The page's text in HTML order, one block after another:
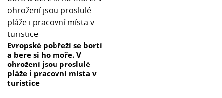
Evropské pobřeží se bortí
a bere si ho moře. V
ohrožení jsou proslulé
pláže i pracovní místa v
turistice